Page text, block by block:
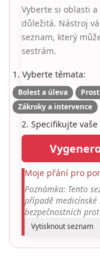
Vyberte si oblasti
důležitá. Nástroj
seznam, který
sestrám.
1. Vyberte témata:
Bolest a úleva
Zákroky a intervence
2. Specifikujte
Moje přání pro
Poznámka: Tento
případě
bezpečnostních
Vytisknout seznam